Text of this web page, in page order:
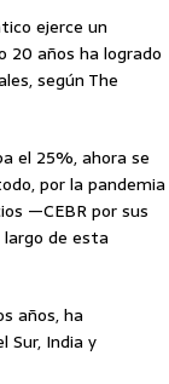
ejerce un
20 años ha logrado
según The
el 25%, ahora se
por la pandemia
—CEBR por sus
de esta
años, ha
Sur, India y